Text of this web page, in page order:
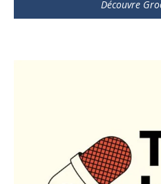
Découvre